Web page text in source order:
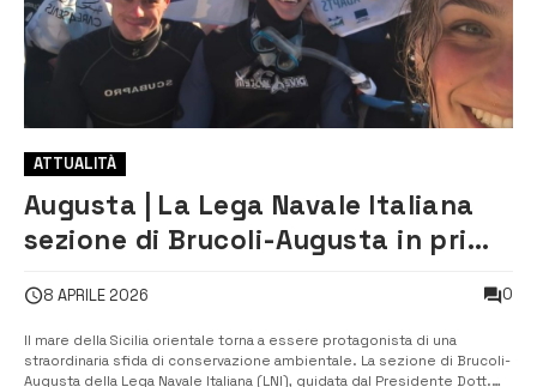
ATTUALITÀ
Augusta | La Lega Navale Italiana
sezione di Brucoli-Augusta in prima
8 APRILE 2026 0
Il mare della Sicilia orientale torna a essere protagonista di una
straordinaria sfida di conservazione ambientale. La sezione di Brucoli-
Augusta della Lega Navale Italiana (LNI), guidata dal Presidente Dott.